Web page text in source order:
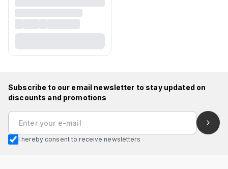
Subscribe to our email newsletter to stay updated on
discounts and promotions
I hereby consent to receive newsletters